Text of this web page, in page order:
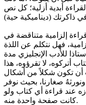
أبدية أزلية؛ كل نص
ذاكرتك (ديناميكية حية)
إلزامية متناقضة في
فهل نتكلم عن اللذة
للأدب الإنجليزي مدة
أتركوه، لا تقرؤوه، هذا
أن تكون شكلاً من أشكال
صغارنا، بحيث نوفر
عند قراءة أي كتاب ولو
كانت صفحة واحدة منه.